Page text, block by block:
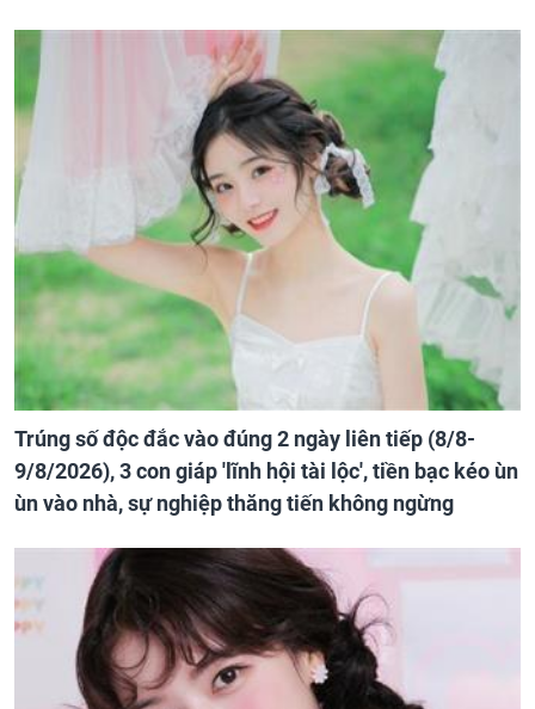
Trúng số độc đắc vào đúng 2 ngày liên tiếp (8/8-
9/8/2026), 3 con giáp 'lĩnh hội tài lộc', tiền bạc kéo ùn
ùn vào nhà, sự nghiệp thăng tiến không ngừng